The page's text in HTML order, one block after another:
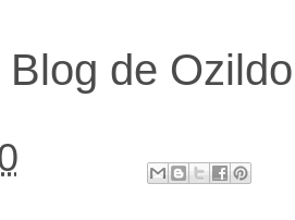
Blog de